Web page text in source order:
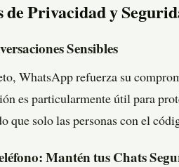
de Privacidad y
Sensibles
WhatsApp refuerza su
es particularmente útil para
que solo las personas con el
Mantén tus Chats